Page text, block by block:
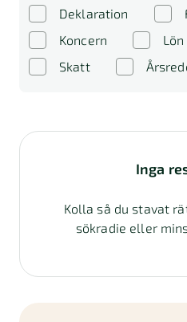
Deklaration
Koncern
Lön
Skatt
Inga
Kolla så du stavat
sökradie eller